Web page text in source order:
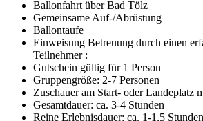
Ballonfahrt über Bad Tölz
Gemeinsame Auf-/Abrüstung
Ballontaufe
Einweisung Betreuung durch einen
Teilnehmer :
Gutschein gültig für 1 Person
Gruppengröße: 2-7 Personen
Zuschauer am Start- oder Landeplatz
Gesamtdauer: ca. 3-4 Stunden
Reine Erlebnisdauer: ca. 1-1,5